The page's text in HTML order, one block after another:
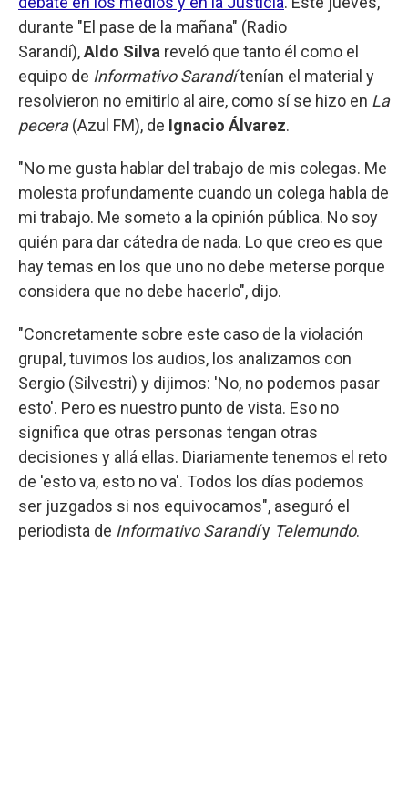
durante "El pase de la mañana" (Radio
Sarandí),Aldo Silva reveló que tanto él como el
equipo de Informativo Sarandítenían el material y
resolvieron no emitirlo al aire, como sí se hizo en La
pecera(Azul FM), de Ignacio Álvarez.
"No me gusta hablar del trabajo de mis colegas. Me
molesta profundamente cuando un colega habla de
mi trabajo. Me someto a la opinión pública. No soy
quién para dar cátedra de nada. Lo que creo es que
hay temas en los que uno no debe meterse porque
considera que no debe hacerlo", dijo.
"Concretamente sobre este caso de la violación
grupal, tuvimos los audios, los analizamos con
Sergio (Silvestri) y dijimos: 'No, no podemos pasar
esto'. Pero es nuestro punto de vista. Eso no
significa que otras personas tengan otras
decisiones y allá ellas. Diariamente tenemos el reto
de 'esto va, esto no va'. Todos los días podemos
ser juzgados si nos equivocamos", aseguró el
periodista de Informativo Sarandíy Telemundo.